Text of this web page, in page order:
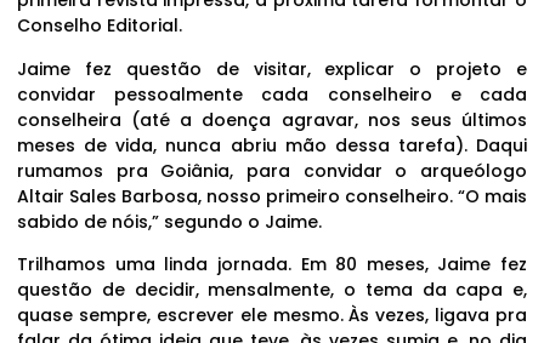
Conselho Editorial.
Jaime fez questão de visitar, explicar o projeto e
convidar pessoalmente cada conselheiro e cada
conselheira (até a doença agravar, nos seus últimos
meses de vida, nunca abriu mão dessa tarefa). Daqui
rumamos pra Goiânia, para convidar o arqueólogo
Altair Sales Barbosa, nosso primeiro conselheiro. “O mais
sabido de nóis,” segundo o Jaime.
Trilhamos uma linda jornada. Em 80 meses, Jaime fez
questão de decidir, mensalmente, o tema da capa e,
quase sempre, escrever ele mesmo. Às vezes, ligava pra